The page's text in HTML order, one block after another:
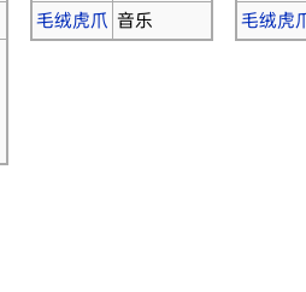
毛绒虎爪 音乐
毛绒虎